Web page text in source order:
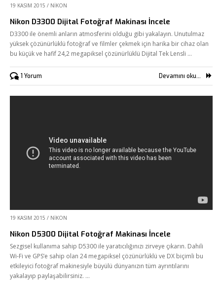
19 KASIM 2015 / NIKON
Nikon D3300 Dijital Fotoğraf Makinası İncele
D3300 ile önemli anların atmosferini olduğu gibi yakalayın. Unutulmaz
yüksek çözünürlüklü fotoğraf ve filmler çekmek için harika bir cihaz olan
bu küçük ve hafif 24,2 megapiksel çözünürlüklü Dijital Tek Lensli …
1 Yorum Devamını oku...
19 KASIM 2015 / NIKON
Nikon D5300 Dijital Fotoğraf Makinası İncele
Sezgisel kullanıma sahip D5300 ile yaratıcılığınızı zirveye çıkarın. Dahili
Wi-Fi ve GPS’e sahip olan 24 megapiksel çözünürlüklü ve DX biçimli bu
etkileyici fotoğraf makinesiyle büyülü dünyanızın tüm ayrıntılarını
yakalayıp paylaşabilirsiniz. …